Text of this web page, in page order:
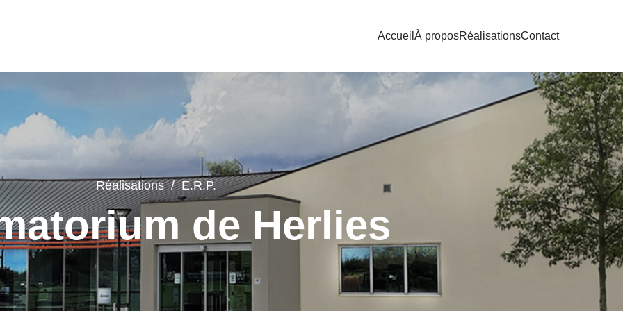
Accueil À proposRéalisationsContact
Réalisations /E.R.P.
de Herlies